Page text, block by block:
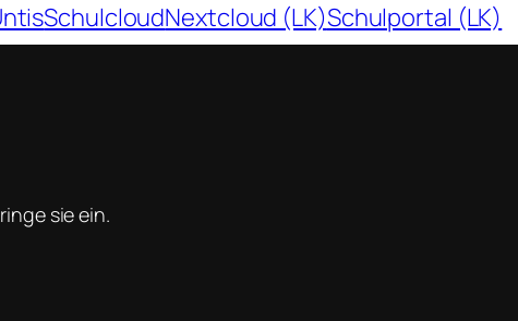
SchulcloudNextcloud (LK)Schulportal (LK)
sie ein.